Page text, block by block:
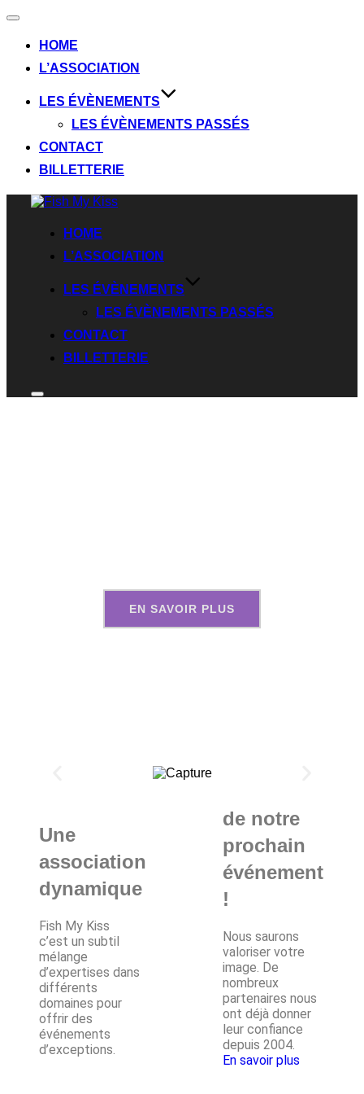
HOME
L’ASSOCIATION
LES ÉVÈNEMENTS
LES ÉVÈNEMENTS PASSÉS
CONTACT
BILLETTERIE
HOME
L’ASSOCIATION
LES ÉVÈNEMENTS
LES ÉVÈNEMENTS PASSÉS
CONTACT
BILLETTERIE
EN SAVOIR PLUS
Une
association
dynamique
Fish My Kiss
c’est un subtil
mélange
d’expertises dans
différents
domaines pour
offrir des
événements
d’exceptions.
de notre
prochain
événement
!
Nous saurons
valoriser votre
image. De
nombreux
partenaires nous
ont déjà donner
leur confiance
depuis 2004.
En savoir plus